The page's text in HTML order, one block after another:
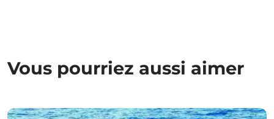
Vous pourriez aussi aimer